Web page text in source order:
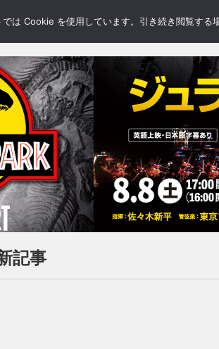
BLOGS FEATURE
記事
は Cookie を使用しています。引き続き閲覧する